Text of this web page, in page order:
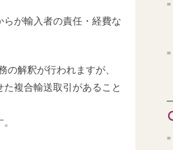
が輸入者の責任・経費な
解釈が行われますが、
複合輸送取引があること